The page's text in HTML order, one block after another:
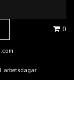
0
arbetsdagar